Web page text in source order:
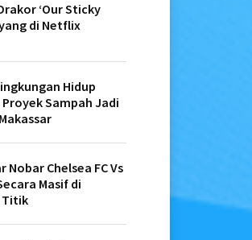
‘Our Sticky
di Netflix
Hidup
Sampah Jadi
Nobar Chelsea FC Vs
Masif di
Titik